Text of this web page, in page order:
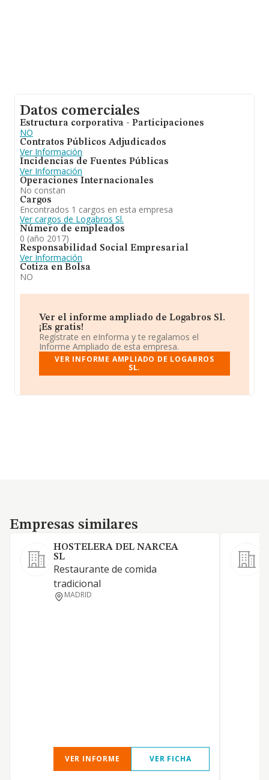
Datos comerciales
Estructura corporativa - Participaciones
NO
Contratos Públicos Adjudicados
Ver Información
Incidencias de Fuentes Públicas
Ver Información
Operaciones Internacionales
No constan
Cargos
Encontrados 1 cargos en esta empresa
Ver cargos de Logabros Sl.
Número de empleados
0 (año 2017)
Responsabilidad Social Empresarial
Ver Información
Cotiza en Bolsa
NO
Ver el informe ampliado de Logabros Sl.
¡Es gratis!
Regístrate en eInforma y te regalamos el
Informe Ampliado de esta empresa.
VER INFORME AMPLIADO DE LOGABROS
SL.
Empresas similares
Empresas similares
HOSTELERA DEL NARCEA
SL
Restaurante de comida
tradicional
MADRID
VER INFORME VER FICHA